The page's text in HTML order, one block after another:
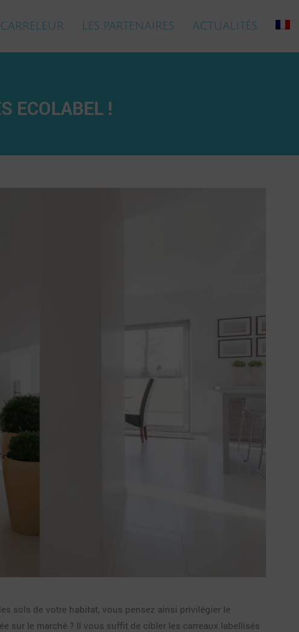
LES PARTENAIRES ACTUALITÉS
ECOLABEL !
sols de votre habitat, vous pensez ainsi privilégier le
sur le marché ? Il vous suffit de cibler les carreaux labellisés